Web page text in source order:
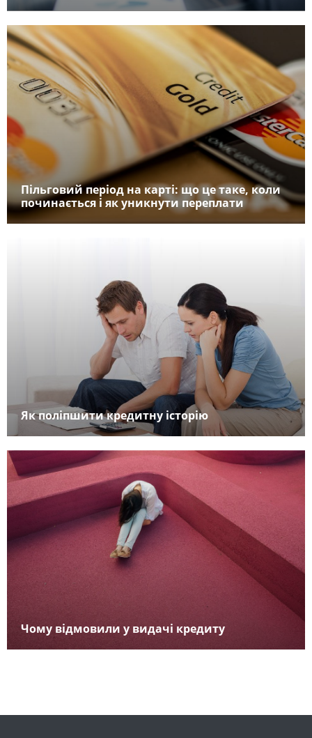
Пільговий період на карті: що це таке, коли
починається і як уникнути переплати
Як поліпшити кредитну історію
Чому відмовили у видачі кредиту